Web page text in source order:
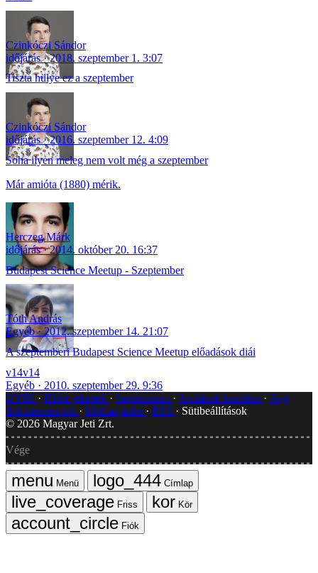
Czinkóczi Sándor
időjárás
2018. szeptember 1. 3:07
Tiszta hülye ez a szeptember
Czinkóczi Sándor
időjárás
2016. szeptember 12. 4:09
Soha ilyen meleg nem volt még a szeptember
Már amióta (1880) mérik.
Herczeg Márk
időjárás
2014. október 20. 16:37
Budapest Science Meetup - Szeptember
Tóth András
Egyéb
2012. szeptember 14. 21:07
A szeptemberi Budapest Science Meetup előadások diái
v14v14
Egyéb
2010. szeptember 29. 9:36
GYIK
Hibát jelentek Impresszum Javítások kezelése
Jogi
dokumentumok
Médiaajánlat RSS
Sütibeállítások
© 2026 Magyar Jeti Zrt.
Vége
Menü
Címlap
Friss
Kör
Fiók